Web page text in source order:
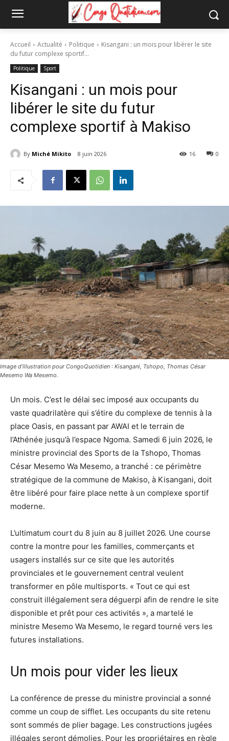
Accueil Actualité Politique
Kisangani : un mois pour libérer le site
du futur complexe sportif...
Politique Sport
Kisangani : un mois pour
libérer le site du futur
complexe sportif à Makiso
By Miché Mikito 8 juin 2026 0
16
Image d'illustration pour CongoQuotidien : Kisangani, Tshopo, Thomas César
Mesemo Wa Mesemo.
Un mois. C’est le délai sec imposé aux occupants du
vaste quadrilatère qui s’étire du complexe de tennis à la
place Oasis, en passant par AWAI et le terrain de
l’Athénée jusqu’à l’espace Ngoma. Samedi 6 juin 2026, le
ministre provincial des Sports de la Tshopo, Thomas
César Mesemo Wa Mesemo, a tranché : ce périmètre
stratégique de la commune de Makiso, à Kisangani, doit
être libéré pour faire place nette à un complexe sportif
moderne.
L’ultimatum court du 8 juin au 8 juillet 2026. Une course
contre la montre pour les familles, commerçants et
usagers installés sur ce site que les autorités
provinciales et le gouvernement central veulent
transformer en pôle multisports. « Tout ce qui est
construit illégalement sera déguerpi afin de rendre le site
disponible et prêt pour ces activités », a martelé le
ministre Mesemo Wa Mesemo, le regard tourné vers les
futures installations.
Un mois pour vider les lieux
La conférence de presse du ministre provincial a sonné
comme un coup de sifflet. Les occupants du site retenu
sont sommés de plier bagage. Les constructions jugées
illégales seront démolies. Pour les propriétaires en règle